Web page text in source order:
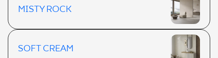
MISTY ROCK
SOFT CREAM